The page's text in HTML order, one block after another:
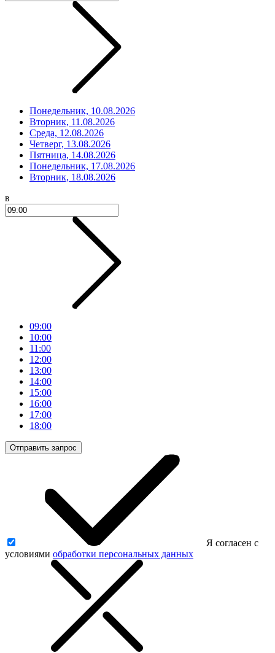
Понедельник, 10.08.2026
Вторник, 11.08.2026
Среда, 12.08.2026
Четверг, 13.08.2026
Пятница, 14.08.2026
Понедельник, 17.08.2026
Вторник, 18.08.2026
в
09:00
10:00
11:00
12:00
13:00
14:00
15:00
16:00
17:00
18:00
Отправить запрос
Я согласен с
условиями обработки персональных данных